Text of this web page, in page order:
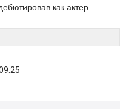
как актер.